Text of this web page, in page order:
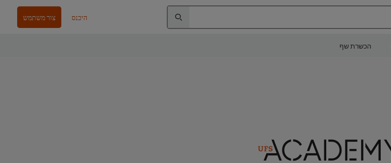
היכנס צור משתמש
הכשרת שף